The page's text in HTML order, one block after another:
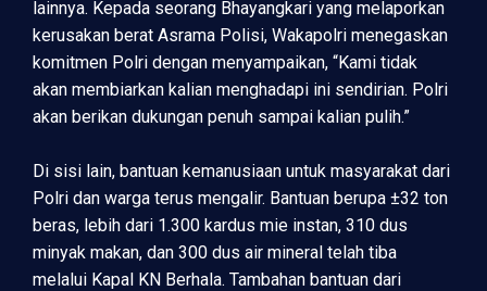
lainnya. Kepada seorang Bhayangkari yang melaporkan
kerusakan berat Asrama Polisi, Wakapolri menegaskan
komitmen Polri dengan menyampaikan, “Kami tidak
akan membiarkan kalian menghadapi ini sendirian. Polri
akan berikan dukungan penuh sampai kalian pulih.”
Di sisi lain, bantuan kemanusiaan untuk masyarakat dari
Polri dan warga terus mengalir. Bantuan berupa ±32 ton
beras, lebih dari 1.300 kardus mie instan, 310 dus
minyak makan, dan 300 dus air mineral telah tiba
melalui Kapal KN Berhala. Tambahan bantuan dari